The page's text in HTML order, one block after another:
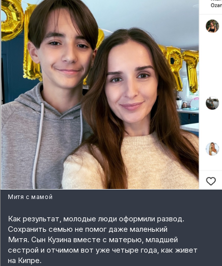
Митя с мамой
Как результат, молодые люди оформили развод.
Сохранить семью не помог даже маленький
Митя. Сын Кузина вместе с матерью, младшей
сестрой и отчимом вот уже четыре года, как живет
на Кипре.